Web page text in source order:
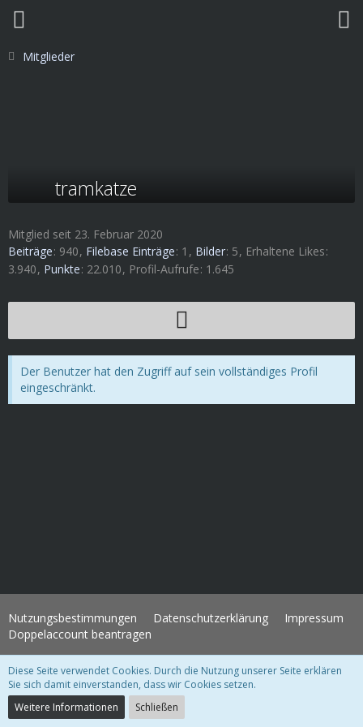
Mitglieder
tramkatze
Mitglied seit 23. Februar 2020
Beiträge 940 Filebase Einträge 1 Bilder 5
Erhaltene Likes
3.940 Punkte 22.010 Profil-Aufrufe 1.645
Der Benutzer hat den Zugriff auf sein vollständiges Profil
eingeschränkt.
Nutzungsbestimmungen Datenschutzerklärung
Impressum
Doppelaccount beantragen
WoltLab Suite Forum - Themenvorlage 3.1.2 © 2004-2018
Community-Software:
Diese Seite verwendet Cookies. Durch die Nutzung unserer Seite erklären
Sie sich damit einverstanden, dass wir Cookies setzen.
Weitere Informationen
Schließen